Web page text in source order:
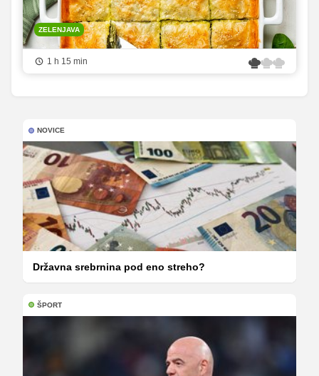
ZELENJAVA
1 h 15 min
NOVICE
Državna srebrnina pod eno streho?
ŠPORT